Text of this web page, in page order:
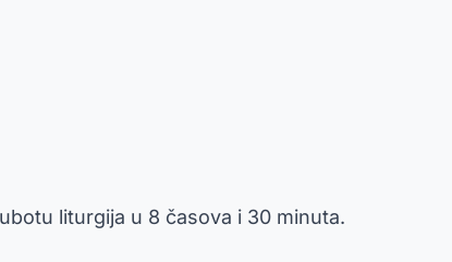
liturgija u 8 časova i 30 minuta.